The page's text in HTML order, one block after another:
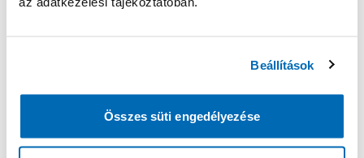
Beállítások
Összes süti engedélyezése